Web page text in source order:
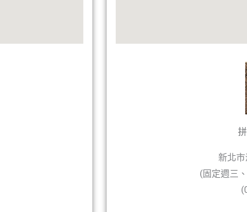
新北
(固定週三